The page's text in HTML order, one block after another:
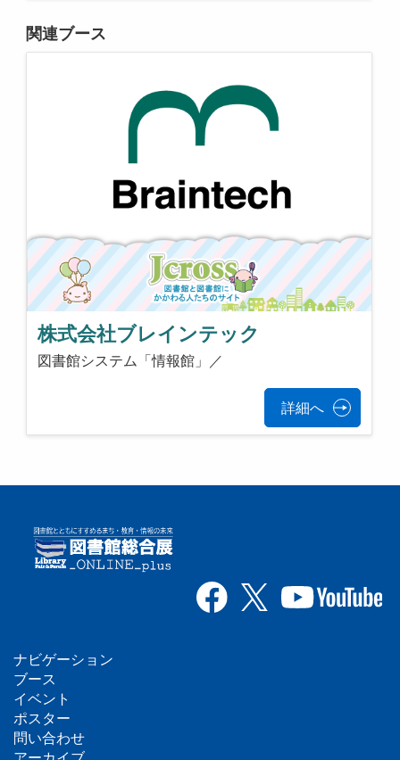
関連ブース
株式会社ブレインテック
図書館システム「情報館」／
詳細へ
フ
ッ
ナビゲーション
ブース
イベント
ポスター
問い合わせ